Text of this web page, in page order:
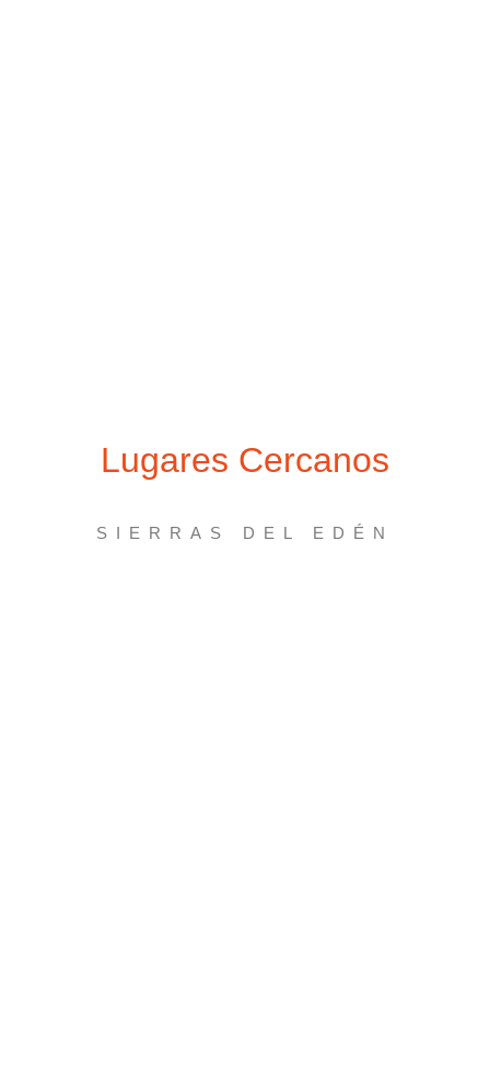
Lugares Cercanos
SIERRAS DEL EDÉN